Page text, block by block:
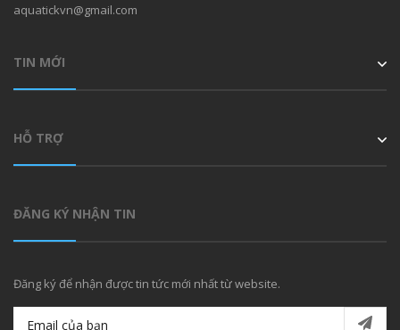
aquatickvn@gmail.com
TIN MỚI
HỖ TRỢ
ĐĂNG KÝ NHẬN TIN
Đăng ký để nhận được tin tức mới nhất từ website.